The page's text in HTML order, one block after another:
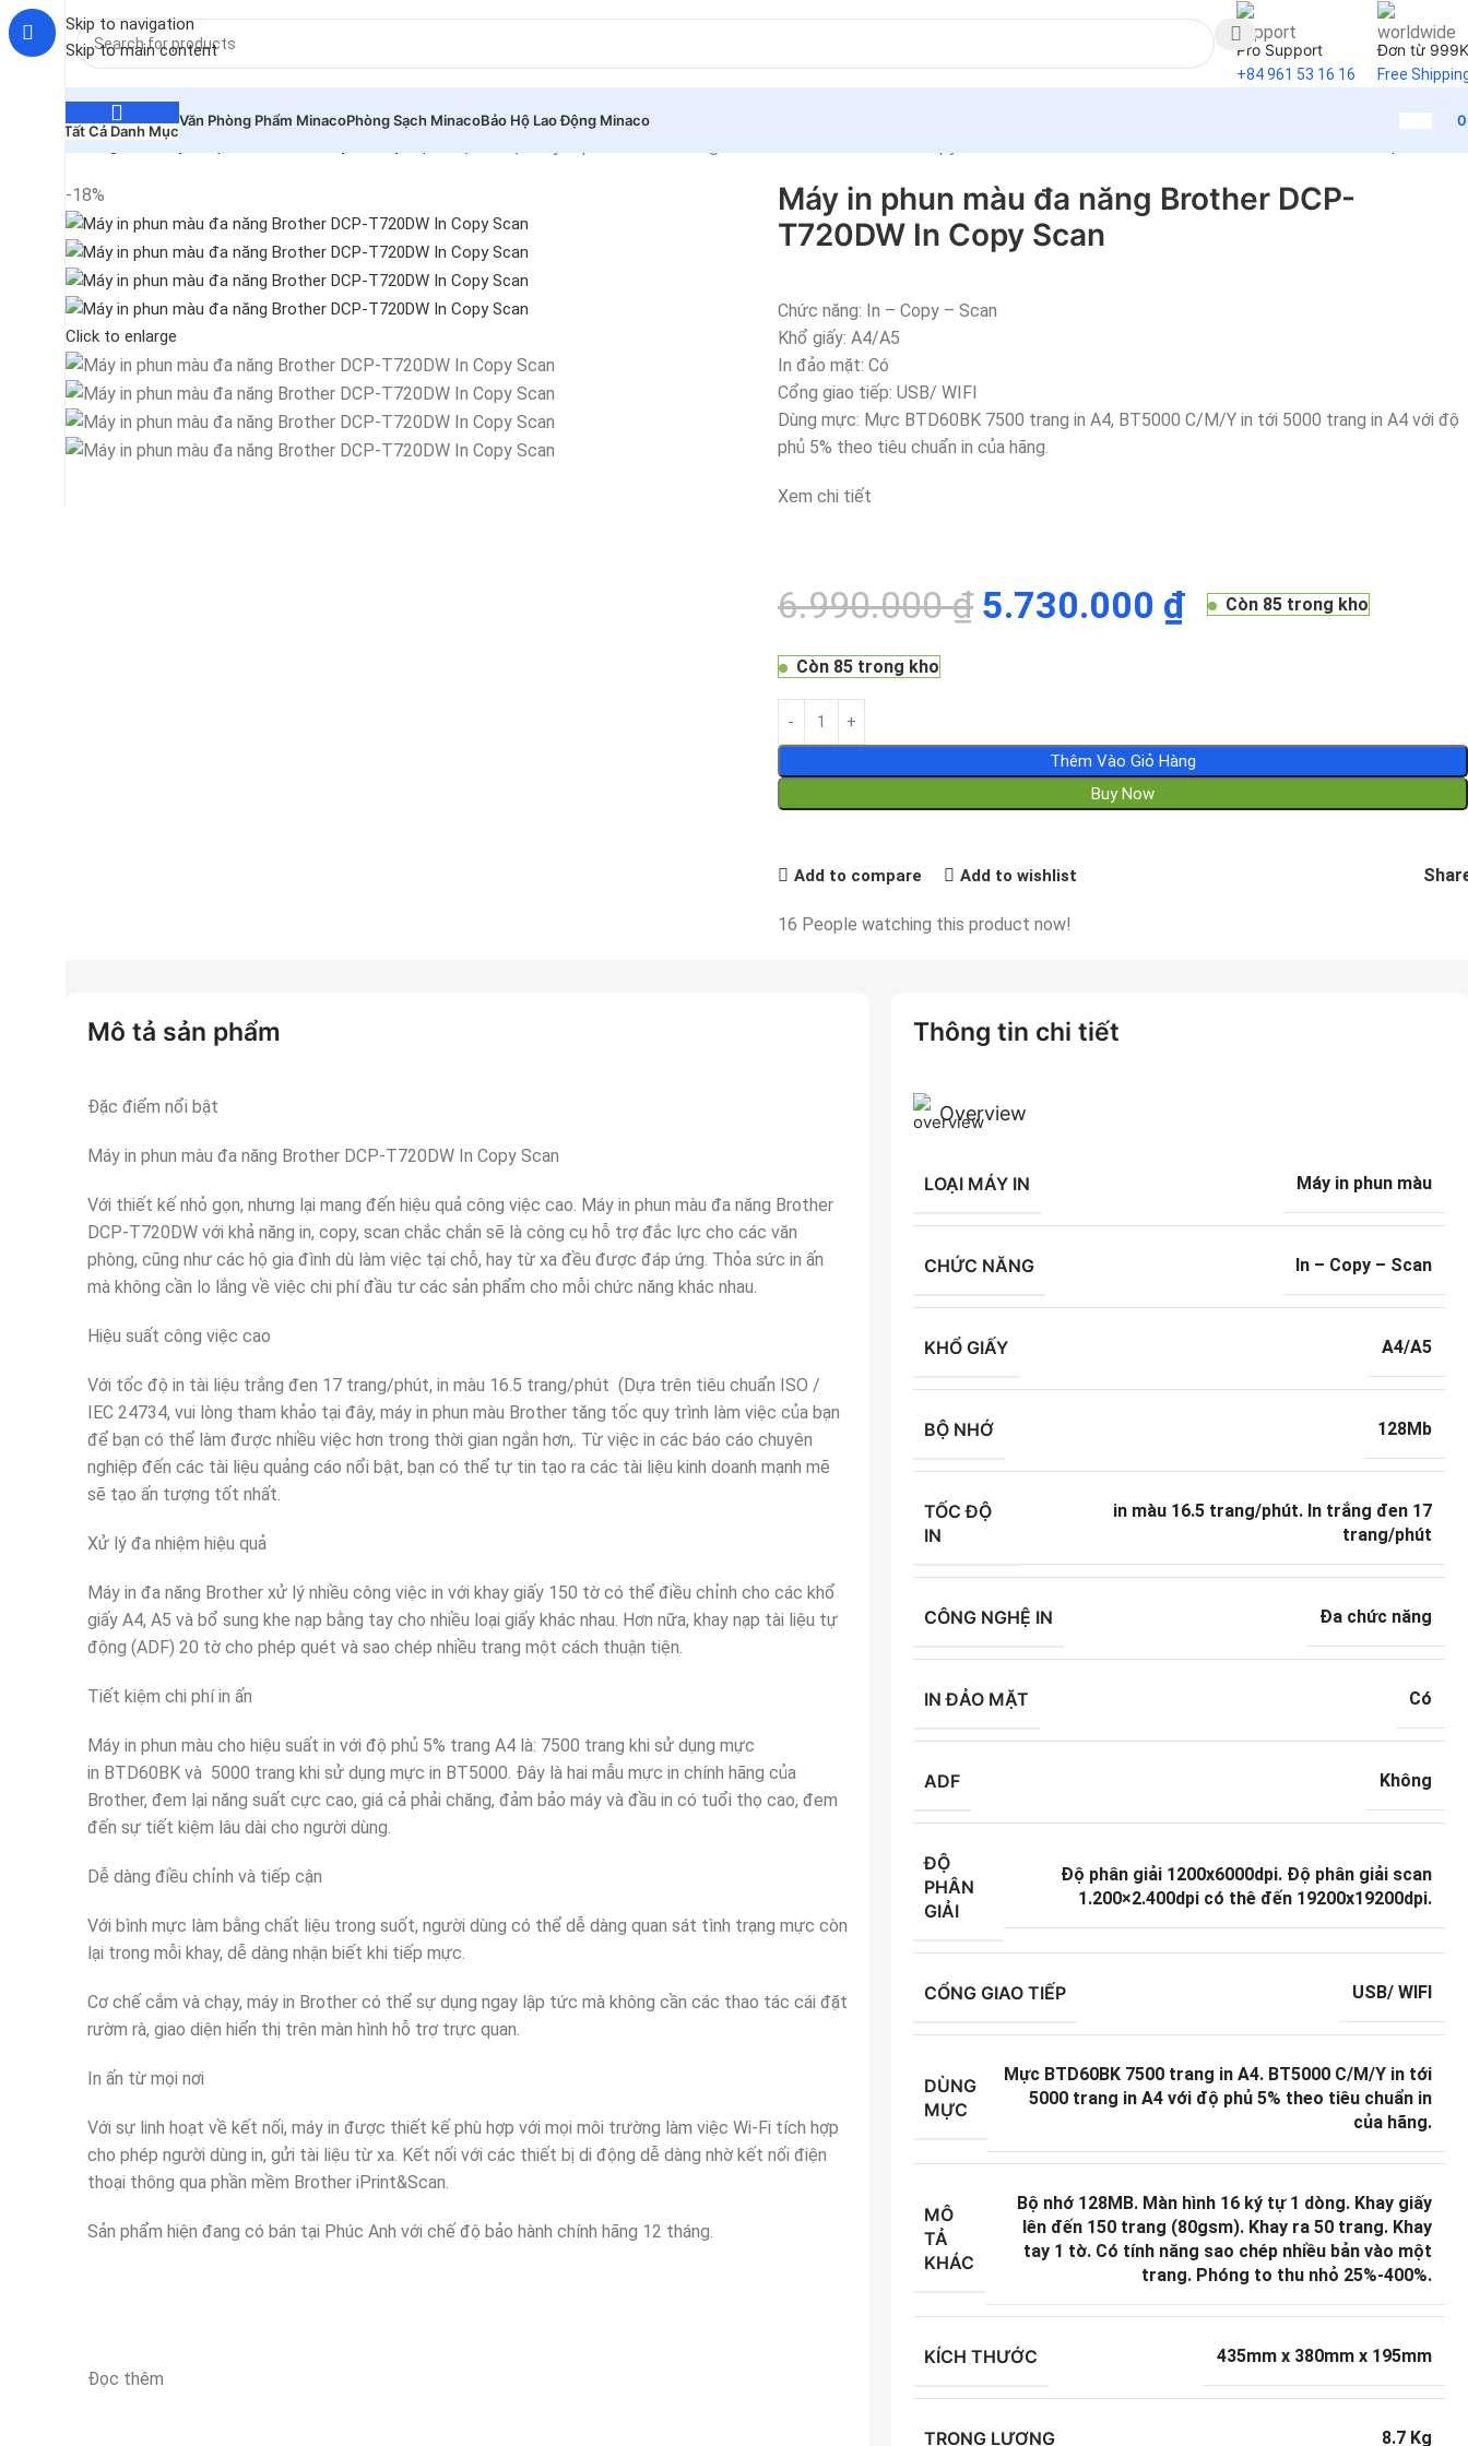
Skip to navigation
Skip to main content
Pro Support
+84 961 53 16 16
Đơn từ 999K
Free
Tất Cả Danh Mục
Văn Phòng Phẩm MinacoPhòng Sạch MinacoBảo Hộ Lao Động Minaco
Trang chủ Máy in - photo - scan
-18%
Click to enlarge
Máy in phun màu đa năng Brother DCP-
T720DW In Copy Scan
Chức năng: In – Copy – Scan
Khổ giấy: A4/A5
In đảo mặt: Có
Cổng giao tiếp: USB/ WIFI
Dùng mực: Mực BTD60BK 7500 trang in A4, BT5000 C/M/Y in tới 5000 trang in A4 với độ
phủ 5% theo tiêu chuẩn in của hãng.
Xem chi tiết
6.990.000₫ 5.730.000 ₫ Còn 85 trong kho
Còn 85 trong kho
Thêm Vào Giỏ Hàng
Buy Now
Add to compare Add to wishlist
16 People watching this product now!
Mô tả sản phẩm
Đặc điểm nổi bật
Máy in phun màu đa năng Brother DCP-T720DW In Copy Scan
Với thiết kế nhỏ gọn, nhưng lại mang đến hiệu quả công việc cao. Máy in phun màu đa năng Brother
DCP-T720DW với khả năng in, copy, scan chắc chắn sẽ là công cụ hỗ trợ đắc lực cho các văn
phòng, cũng như các hộ gia đình dù làm việc tại chỗ, hay từ xa đều được đáp ứng. Thỏa sức in ấn
mà không cần lo lắng về việc chi phí đầu tư các sản phẩm cho mỗi chức năng khác nhau.
Hiệu suất công việc cao
Với tốc độ in tài liệu trắng đen 17 trang/phút, in màu 16.5 trang/phút (Dựa trên tiêu chuẩn ISO /
IEC 24734, vui lòng tham khảo tại đây, máy in phun màu Brother tăng tốc quy trình làm việc của bạn
để bạn có thể làm được nhiều việc hơn trong thời gian ngắn hơn,. Từ việc in các báo cáo chuyên
nghiệp đến các tài liệu quảng cáo nổi bật, bạn có thể tự tin tạo ra các tài liệu kinh doanh mạnh mẽ
sẽ tạo ấn tượng tốt nhất.
Xử lý đa nhiệm hiệu quả
Máy in đa năng Brother xử lý nhiều công việc in với khay giấy 150 tờ có thể điều chỉnh cho các khổ
giấy A4, A5 và bổ sung khe nạp bằng tay cho nhiều loại giấy khác nhau. Hơn nữa, khay nạp tài liệu tự
động (ADF) 20 tờ cho phép quét và sao chép nhiều trang một cách thuận tiện.
Tiết kiệm chi phí in ấn
Máy in phun màu cho hiệu suất in với độ phủ 5% trang A4 là: 7500 trang khi sử dụng mực
in BTD60BK và 5000 trang khi sử dụng mực in BT5000. Đây là hai mẫu mực in chính hãng của
Brother, đem lại năng suất cực cao, giá cả phải chăng, đảm bảo máy và đầu in có tuổi thọ cao, đem
đến sự tiết kiệm lâu dài cho người dùng.
Dễ dàng điều chỉnh và tiếp cận
Với bình mực làm bằng chất liệu trong suốt, người dùng có thể dễ dàng quan sát tình trạng mực còn
lại trong mỗi khay, dễ dàng nhận biết khi tiếp mực.
Cơ chế cắm và chạy, máy in Brother có thể sự dụng ngay lập tức mà không cần các thao tác cái đặt
rườm rà, giao diện hiển thị trên màn hình hỗ trợ trực quan.
In ấn từ mọi nơi
Với sự linh hoạt về kết nối, máy in được thiết kế phù hợp với mọi môi trường làm việc Wi-Fi tích hợp
cho phép người dùng in, gửi tài liệu từ xa. Kết nối với các thiết bị di động dễ dàng nhờ kết nối điện
thoại thông qua phần mềm Brother iPrint&Scan.
Sản phẩm hiện đang có bán tại Phúc Anh với chế độ bảo hành chính hãng 12 tháng.
Đọc thêm
Thông tin chi tiết
Overview
LOẠI MÁY IN Máy in phun màu
CHỨC NĂNG In – Copy – Scan
KHỔ GIẤY A4/A5
BỘ NHỚ 128Mb
TỐC ĐỘ
IN
in màu 16.5 trang/phút. In trắng đen 17
trang/phút
CÔNG NGHỆ IN Đa chức năng
IN ĐẢO MẶT Có
ADF Không
ĐỘ
PHÂN
GIẢI
Độ phân giải 1200x6000dpi. Độ phân giải scan
1.200×2.400dpi có thê đến 19200x19200dpi.
CỔNG GIAO TIẾP USB/ WIFI
DÙNG
MỰC
Mực BTD60BK 7500 trang in A4. BT5000 C/M/Y in tới
5000 trang in A4 với độ phủ 5% theo tiêu chuẩn in
của hãng.
MÔ
TẢ
KHÁC
Bộ nhớ 128MB. Màn hình 16 ký tự 1 dòng. Khay giấy
lên đến 150 trang (80gsm). Khay ra 50 trang. Khay
tay 1 tờ. Có tính năng sao chép nhiều bản vào một
trang. Phóng to thu nhỏ 25%-400%.
KÍCH THƯỚC 435mm x 380mm x 195mm
TRỌNG LƯỢNG 8.7 Kg